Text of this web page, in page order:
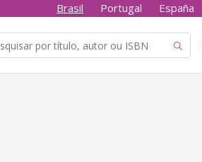
Brasil Portugal España